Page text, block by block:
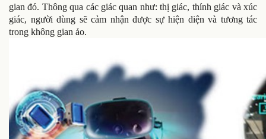
gian đó. Thông qua các giác quan như: thị giác, thính giác và xúc
giác, người dùng sẽ cảm nhận được sự hiện diện và tương tác
trong không gian ảo.